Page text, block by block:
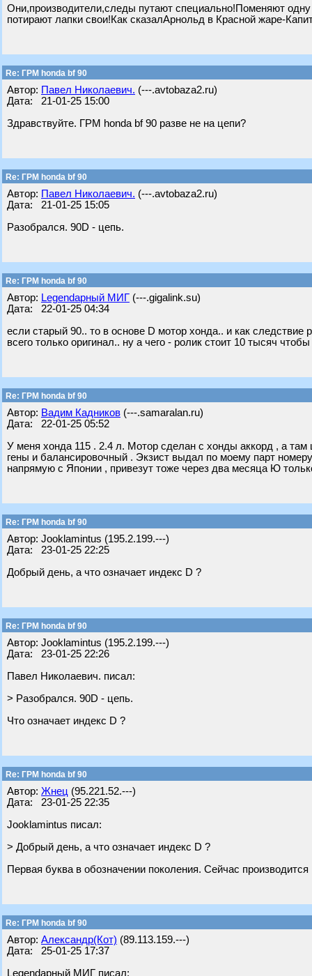
Они,производители,следы путают специально!Поменяют
потирают лапки свои!Как сказалАрнольд в Красной жаре-
Re: ГРМ honda bf 90
Автор: Павел Николаевич. (---.avtobaza2.ru)
Дата: 21-01-25 15:00
Здравствуйте. ГРМ honda bf 90 разве не на цепи?
Re: ГРМ honda bf 90
Автор: Павел Николаевич. (---.avtobaza2.ru)
Дата: 21-01-25 15:05
Разобрался. 90D - цепь.
Re: ГРМ honda bf 90
Автор: Legendарный МИГ (---.gigalink.su)
Дата: 22-01-25 04:34
если старый 90.. то в основе D мотор хонда.. и как
всего только оригинал.. ну а чего - ролик стоит 10 тысяч
Re: ГРМ honda bf 90
Автор: Вадим Кадников (---.samaralan.ru)
Дата: 22-01-25 05:52
У меня хонда 115 . 2.4 л. Мотор сделан с хонды аккорд , а
гены и балансировочный . Экзист выдал по моему парт
напрямую с Японии , привезут тоже через два месяца Ю
Re: ГРМ honda bf 90
Автор: Jooklamintus (195.2.199.---)
Дата: 23-01-25 22:25
Добрый день, а что означает индекс D ?
Re: ГРМ honda bf 90
Автор: Jooklamintus (195.2.199.---)
Дата: 23-01-25 22:26
Павел Николаевич. писал:
> Разобрался. 90D - цепь.
Что означает индекс D ?
Re: ГРМ honda bf 90
Автор: Жнец (95.221.52.---)
Дата: 23-01-25 22:35
Jooklamintus писал:
> Добрый день, а что означает индекс D ?
Первая буква в обозначении поколения. Сейчас
Re: ГРМ honda bf 90
Автор: Александр(Кот) (89.113.159.---)
Дата: 25-01-25 17:37
Legendарный МИГ писал: